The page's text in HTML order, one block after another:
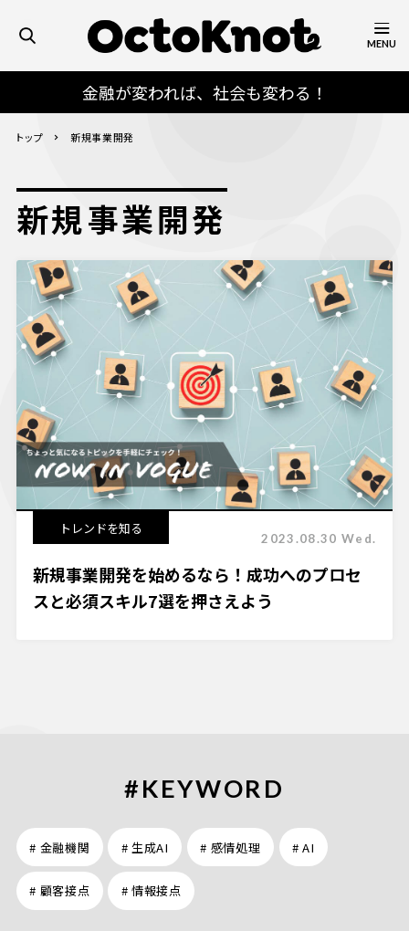
金融が変われば、社会も変わる！
MENU
トップ 新規事業開発
新規事業開発
トレンドを知る
2023.08.30 Wed.
新規事業開発を始めるなら！成功へのプロセ
スと必須スキル7選を押さえよう
#KEYWORD
# 金融機関 # 生成AI # 感情処理 # AI
# 顧客接点 # 情報接点